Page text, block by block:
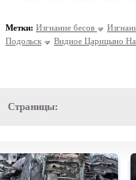
Метки: Изгнание бесов
Подольск
Видное Царицыно
Страницы: